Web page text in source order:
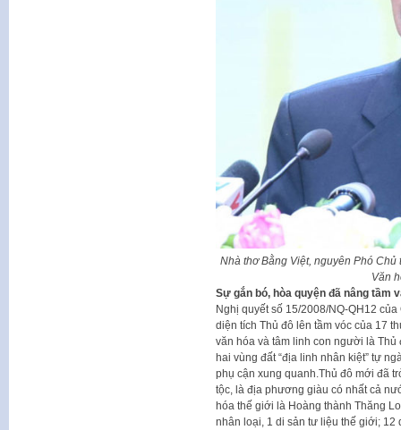
Nhà thơ Bằng Việt, nguyên Phó
Văn
Sự gắn bó, hòa quyện đã nâng tầm
Nghị quyết số 15/2008/NQ-QH12
diện tích Thủ đô lên tầm vóc của 17
văn hóa và tâm linh con người là
hai vùng đất “địa linh nhân kiệt” tự
phụ cận xung quanh.Thủ đô mới đã
tộc, là địa phương giàu có nhất cả
hóa thế giới là Hoàng thành Thăng
nhân loại, 1 di sản tư liệu thế giới; 12